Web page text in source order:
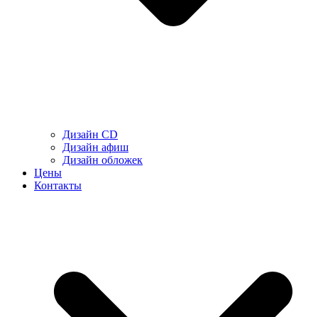
Дизайн CD
Дизайн афиш
Дизайн обложек
Цены
Контакты